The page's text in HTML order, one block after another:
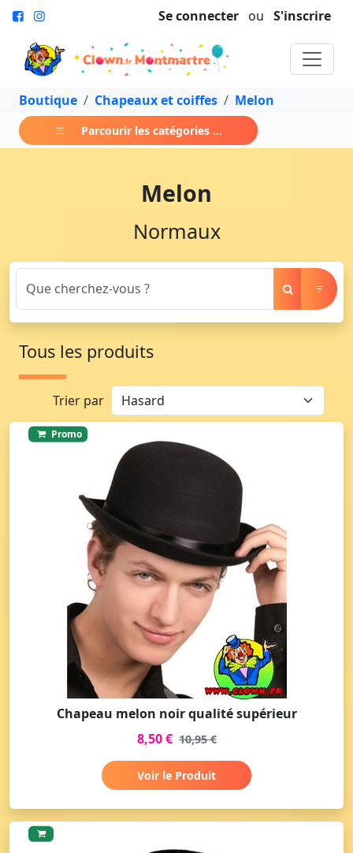
Se connecter ou S'inscrire
Boutique Chapeaux et coiffes Melon
Parcourir les catégories ...
Melon
Normaux
Tous les produits
Trier par
Promo
Chapeau melon noir qualité supérieur
8,50 € 10,95 €
Voir le Produit